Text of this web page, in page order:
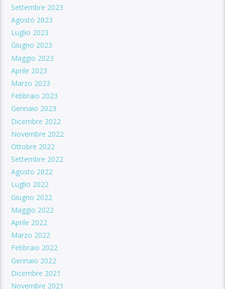
Settembre 2023
Agosto 2023
Luglio 2023
Giugno 2023
Maggio 2023
Aprile 2023
Marzo 2023
Febbraio 2023
Gennaio 2023
Dicembre 2022
Novembre 2022
Ottobre 2022
Settembre 2022
Agosto 2022
Luglio 2022
Giugno 2022
Maggio 2022
Aprile 2022
Marzo 2022
Febbraio 2022
Gennaio 2022
Dicembre 2021
Novembre 2021